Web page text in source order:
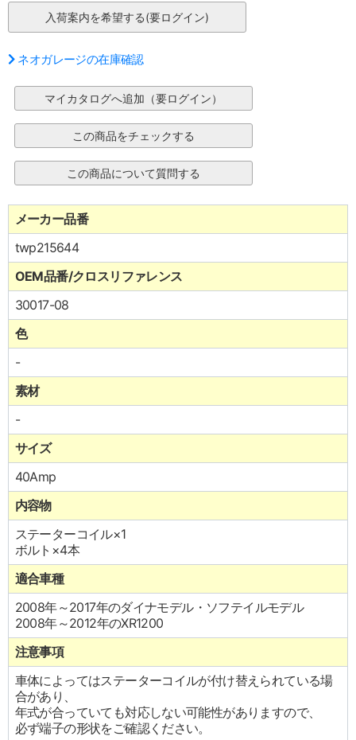
ネオガレージの在庫確認
メーカー品番
twp215644
OEM品番/クロスリファレンス
30017-08
色
-
素材
-
サイズ
40Amp
内容物
ステーターコイル×1
ボルト×4本
適合車種
2008年～2017年のダイナモデル・ソフテイルモデル
2008年～2012年のXR1200
注意事項
車体によってはステーターコイルが付け替えられている場
合があり、
年式が合っていても対応しない可能性がありますので、
必ず端子の形状をご確認ください。